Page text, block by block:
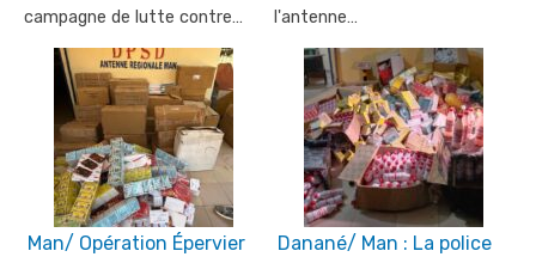
campagne de lutte contre…
l'antenne…
Man/ Opération Épervier
Danané/ Man : La police